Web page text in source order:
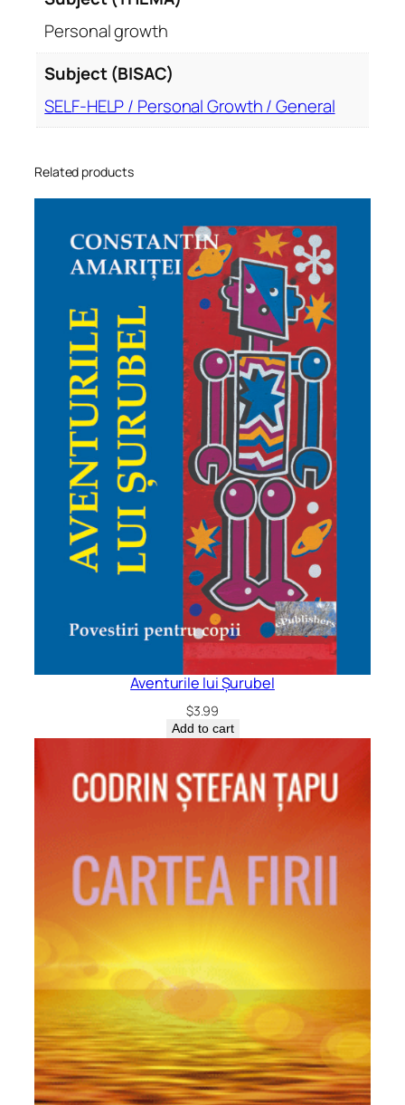
e
e
s
Personal growth
Subject (BISAC)
SELF-HELP / Personal Growth / General
Related products
Aventurile lui Șurubel
$3.99
Add to cart